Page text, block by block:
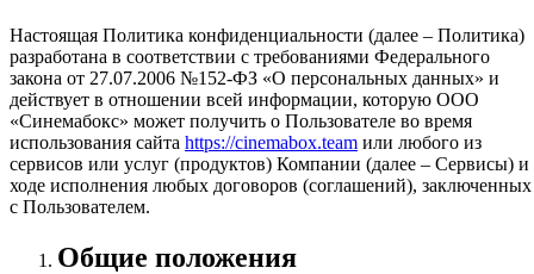
Настоящая Политика конфиденциальности (далее – Политика)
разработана в соответствии с требованиями Федерального
закона от 27.07.2006 №152-ФЗ «О персональных данных» и
действует в отношении всей информации, которую ООО
«Синемабокс» может получить о Пользователе во время
использования сайта https://cinemabox.team или любого из
сервисов или услуг (продуктов) Компании (далее – Сервисы) и
ходе исполнения любых договоров (соглашений), заключенных
с Пользователем.
Общие положения